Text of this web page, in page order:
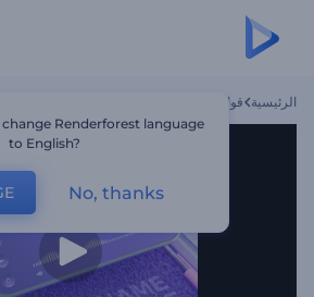
الرئيسية قوالب
Renderforest language
to English?
No, thanks